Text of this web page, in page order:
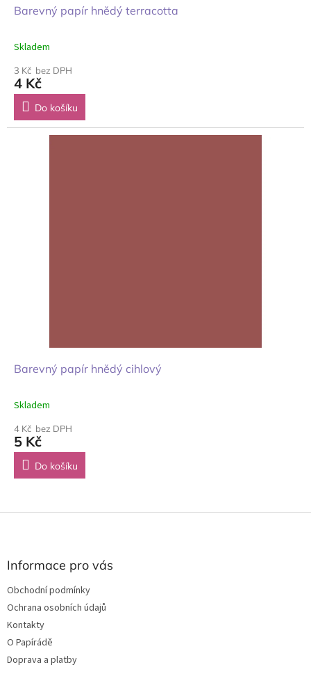
Barevný papír hnědý terracotta
Skladem
3 Kč bez DPH
4 Kč
Do košíku
Barevný papír hnědý cihlový
Skladem
4 Kč bez DPH
5 Kč
Do košíku
Z
Informace pro vás
Obchodní podmínky
Ochrana osobních údajů
Kontakty
O Papírádě
Doprava a platby